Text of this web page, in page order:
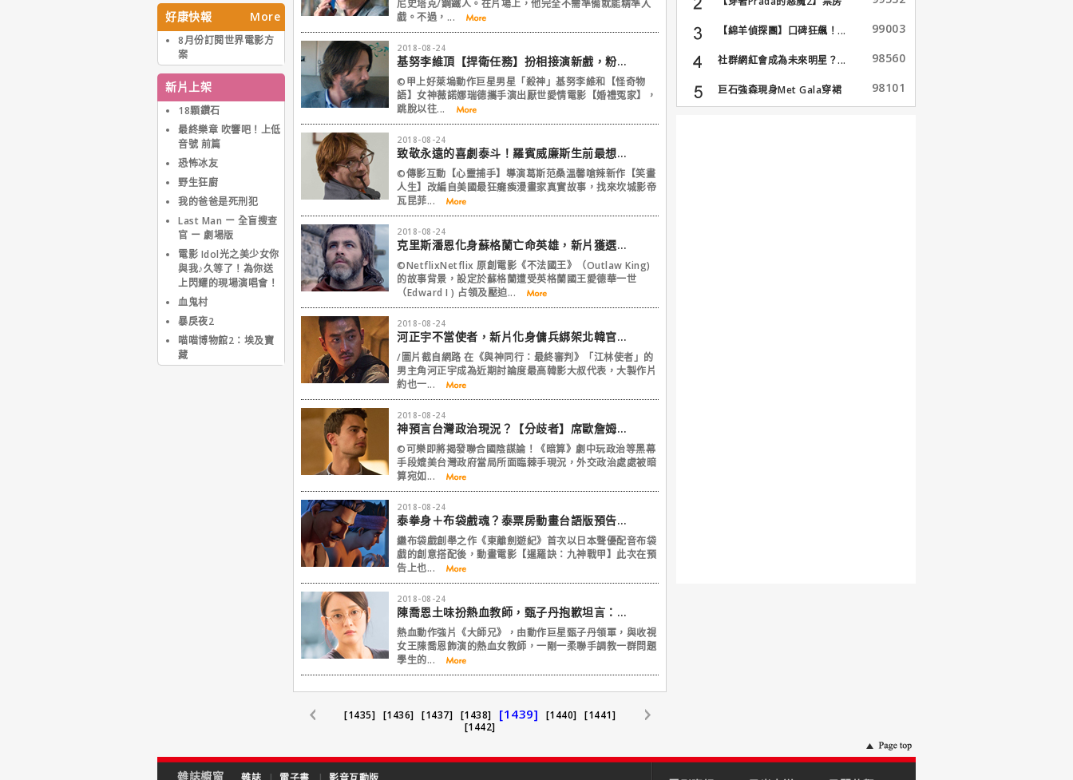
始學習芭蕾舞，16歲時曾
在當地贏得模特大賽的冠
軍。之後她遠渡重洋先後
到過到義大利和美國尋求
發展。在紐約她曾尋得一
份跳芭蕾舞的職業，但不
久由於膝蓋受傷而被迫放
棄。18歲時，母親帶她來
到好萊塢尋求在銀幕上的
發展。一天她在好萊塢的
人，8個月之後，這位經
紀人幫她在好萊塢找到一
份工作。從此，她開始在
涯。多年來在好萊塢發
展，憑著出色的外貌以及
不斷磨練的演技，近年來
終於擠身好萊塢重要女星
之列，同時也由於在【女
魔頭】一片扮醜加上突破
76屆奧斯卡最佳女主角獎
的肯定。
好康快報 More
8月份訂閱世界電影方
案
新片上架
18顆鑽石
最終樂章 吹響吧！上低
音號 前篇
恐怖冰友
野生狂廚
我的爸爸是死刑犯
Last Man ー 全盲搜查
官 ー 劇場版
電影 Idol光之美少女你
與我♪久等了！為你送
上閃耀的現場演唱會！
血鬼村
暴戾夜2
喵喵博物館2：埃及寶
藏
尼史塔克/鋼鐵人。在片場上，他完全不需準備就能精準入
戲。不過，...
2018-08-24
基努李維頂【捍衛任務】扮相接演新戲，粉絲笑：難道是殺神前傳？
©甲上好萊塢動作巨星男星「殺神」基努李維和【怪奇物
語】女神薇諾娜瑞德攜手演出厭世愛情電影【婚禮冤家】，
跳脫以往...
2018-08-24
致敬永遠的喜劇泰斗！羅賓威廉斯生前最想翻拍的故事
©傳影互動【心靈捕手】導演葛斯范桑溫馨嗆辣新作【笑畫
人生】改編自美國最狂癱瘓漫畫家真實故事，找來坎城影帝
瓦昆菲...
2018-08-24
克里斯潘恩化身蘇格蘭亡命英雄，新片獲選多倫多影展開幕片
©NetflixNetflix 原創電影《不法國王》（Outlaw King)
的故事背景，設定於蘇格蘭遭受英格蘭國王愛德華一世
（Edward I ) 占領及壓迫...
2018-08-24
河正宇不當使者，新片化身傭兵綁架北韓官員！
/圖片截自網路 在《與神同行：最終審判》「江林使者」的
男主角河正宇成為近期討論度最高韓影大叔代表，大製作片
約也一...
2018-08-24
神預言台灣政治現況？【分歧者】席歐詹姆斯新片揭聯合國秘辛
©可樂即將揭發聯合國陰謀論！《暗算》劇中玩政治等黑幕
手段媲美台灣政府當局所面臨棘手現況，外交政治處處被暗
算宛如...
2018-08-24
泰拳身＋布袋戲魂？泰票房動畫台語版預告超熱血無違和
繼布袋戲創舉之作《東離劍遊紀》首次以日本聲優配音布袋
戲的創意搭配後，動畫電影【暹羅訣：九神戰甲】此次在預
告上也...
2018-08-24
陳喬恩土味扮熱血教師，甄子丹抱歉坦言：刪了一些畫面
熱血動作強片《大師兄》，由動作巨星甄子丹領軍，與收視
女王陳喬恩飾演的熱血女教師，一剛一柔聯手調教一群問題
學生的...
[1435] [1436] [1437] [1438] [1439] [1440] [1441]
[1442]
【綿羊偵探團】口碑狂飆！... 99003
社群網紅會成為未來明星？... 98560
巨石強森現身Met Gala穿裙
子...
98101
雜誌櫥窗